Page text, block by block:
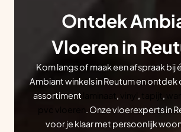
Ontdek
Vloeren in
Kom langs of maak een afspraak bij
Ambiant winkels in Reutum en
assortiment
, , ,
. Onze vloerexperts in
voor je klaar met persoonlijk